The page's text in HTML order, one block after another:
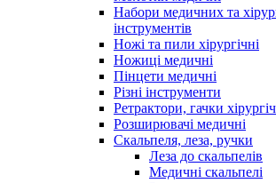
Набори медичних та
інструментів
Ножі та пили хірургічні
Ножиці медичні
Пінцети медичні
Різні інструменти
Ретрактори, гачки
Розширювачі медичні
Скальпеля, леза, ручки
Леза до скальпелів
Медичні скальпелі